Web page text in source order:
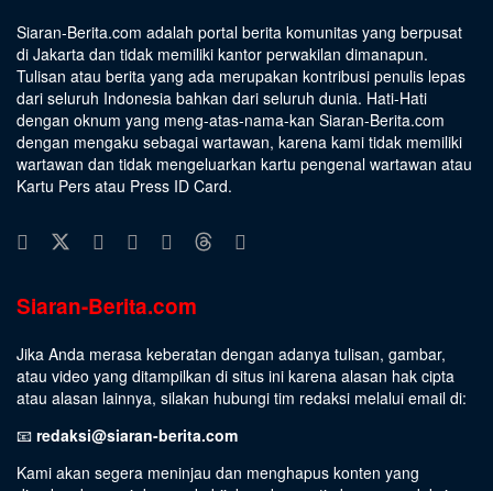
Siaran-Berita.com adalah portal berita komunitas yang berpusat
di Jakarta dan tidak memiliki kantor perwakilan dimanapun.
Tulisan atau berita yang ada merupakan kontribusi penulis lepas
dari seluruh Indonesia bahkan dari seluruh dunia. Hati-Hati
dengan oknum yang meng-atas-nama-kan Siaran-Berita.com
dengan mengaku sebagai wartawan, karena kami tidak memiliki
wartawan dan tidak mengeluarkan kartu pengenal wartawan atau
Kartu Pers atau Press ID Card.
Siaran-Berita.com
Jika Anda merasa keberatan dengan adanya tulisan, gambar,
atau video yang ditampilkan di situs ini karena alasan hak cipta
atau alasan lainnya, silakan hubungi tim redaksi melalui email di:
📧 redaksi@siaran-berita.com
Kami akan segera meninjau dan menghapus konten yang